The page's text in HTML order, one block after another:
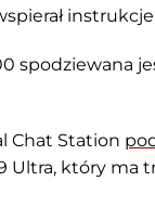
spodziewana
Chat Station
Ultra, który ma